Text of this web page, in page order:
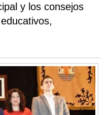
y los consejos